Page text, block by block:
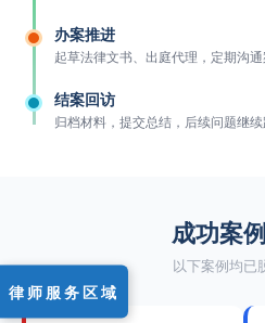
办案推进
起草法律文书、出庭代理，定期沟
结案回访
归档材料，提交总结，后续问题继
成功案
以下案例均已
律师服务区域